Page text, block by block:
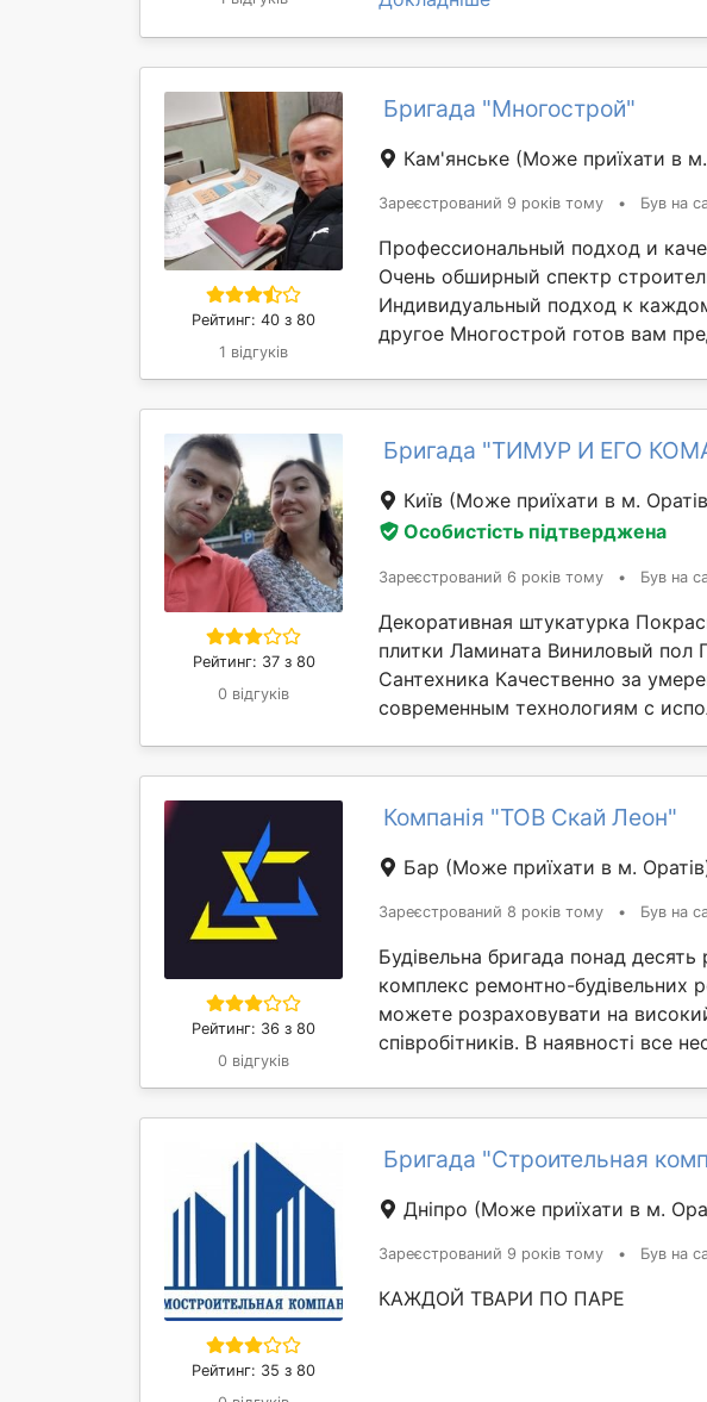
Рейтинг: 40 з 80
1 відгуків
Бригада "Многострой"
Кам'янське (Може приїхати в м.
Зареєстрований 9 років тому • Був на
Профессиональный подход и
Очень обширный спектр
Индивидуальный подход к
другое Многострой готов вам
Рейтинг: 37 з 80
0 відгуків
Бригада "ТИМУР И ЕГО
Київ (Може приїхати в м.
Особистість підтверджена
Зареєстрований 6 років тому • Був на
Декоративная штукатурка
плитки Ламината Виниловый пол
Сантехника Качественно за
современным технологиям с
Рейтинг: 36 з 80
0 відгуків
Компанія "ТОВ Скай Леон"
Бар (Може приїхати в м.
Зареєстрований 8 років тому • Був на
Будівельна бригада понад десять
комплекс ремонтно-будівельних
можете розраховувати на
співробітників. В наявності все
Рейтинг: 35 з 80
Бригада "Строительная
Дніпро (Може приїхати в м.
Зареєстрований 9 років тому • Був на
КАЖДОЙ ТВАРИ ПО ПАРЕ